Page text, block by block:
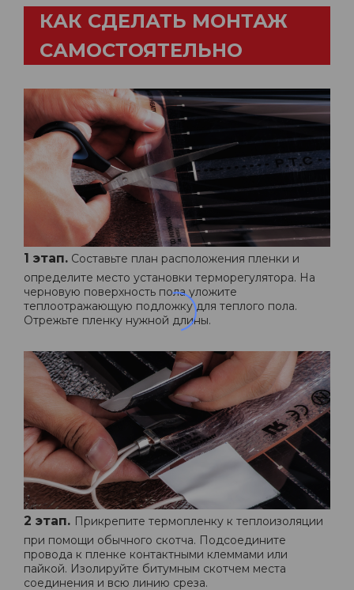
КАК СДЕЛАТЬ МОНТАЖ
САМОСТОЯТЕЛЬНО
1 этап. Составьте план расположения пленки и
определите место установки терморегулятора. На
черновую поверхность пола уложите
теплоотражающую подложку для теплого пола.
Отрежьте пленку нужной длины.
2 этап. Прикрепите термопленку к теплоизоляции
при помощи обычного скотча. Подсоедините
провода к пленке контактными клеммами или
пайкой. Изолируйте битумным скотчем места
соединения и всю линию среза.